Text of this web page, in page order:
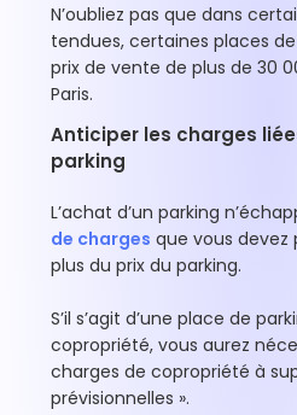
N’oubliez pas que dans
tendues, certaines places
prix de vente de plus de 30
Paris.
Anticiper les charges
parking
L’achat d’un parking
de charges que vous
plus du prix du parking.
S’il s’agit d’une place de
copropriété, vous aurez
charges de copropriété à
prévisionnelles ».